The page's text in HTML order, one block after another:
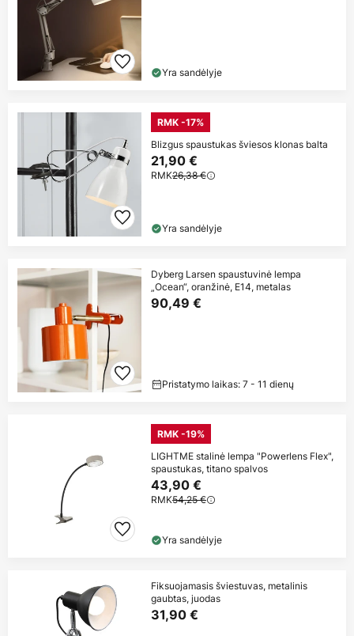
Yra sandėlyje
RMK -17%
Blizgus spaustukas šviesos klonas balta
21,90 €
RMK26,38 €
Yra sandėlyje
Dyberg Larsen spaustuvinė lempa
„Ocean“, oranžinė, E14, metalas
90,49 €
Pristatymo laikas: 7 - 11 dienų
RMK -19%
LIGHTME stalinė lempa "Powerlens Flex",
spaustukas, titano spalvos
43,90 €
RMK54,25 €
Yra sandėlyje
Fiksuojamasis šviestuvas, metalinis
gaubtas, juodas
31,90 €